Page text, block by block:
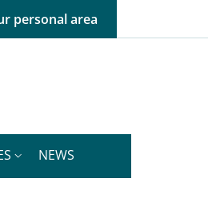
LANGUAGE
personal area
NEWS